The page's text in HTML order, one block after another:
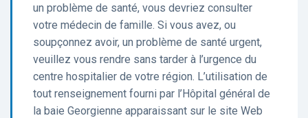
un problème de santé, vous devriez consulter
votre médecin de famille. Si vous avez, ou
soupçonnez avoir, un problème de santé urgent,
veuillez vous rendre sans tarder à l’urgence du
centre hospitalier de votre région. L’utilisation de
tout renseignement fourni par l’Hôpital général de
la baie Georgienne apparaissant sur le site Web